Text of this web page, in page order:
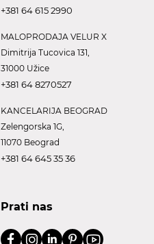
+381 64 615 2990
MALOPRODAJA VELUR X
Dimitrija Tucovica 131,
31000 Užice
+381 64 8270527
KANCELARIJA BEOGRAD
Zelengorska 1G,
11070 Beograd
+381 64 645 35 36
Prati nas